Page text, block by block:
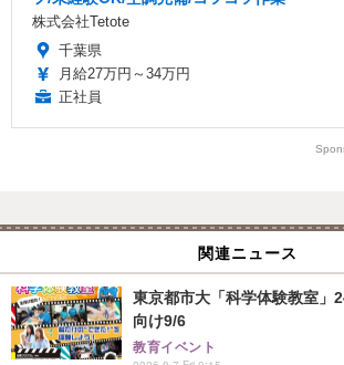
株式会社Tetote
千葉県
月給27万円～34万円
正社員
関連ニュース
東京都市大「科学体験教室」
向け9/6
教育イベント